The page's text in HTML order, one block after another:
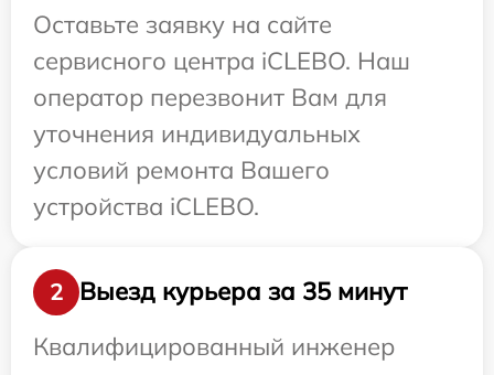
Оставьте заявку на сайте
сервисного центра iCLEBO. Наш
оператор перезвонит Вам для
уточнения индивидуальных
условий ремонта Вашего
устройства iCLEBO.
2
Выезд курьера за 35 минут
Квалифицированный инженер